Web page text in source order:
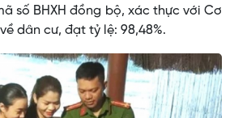
số BHXH đồng bộ, xác thực với Cơ
dân cư, đạt tỷ lệ: 98,48%.